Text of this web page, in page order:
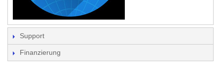
Support
Finanzierung